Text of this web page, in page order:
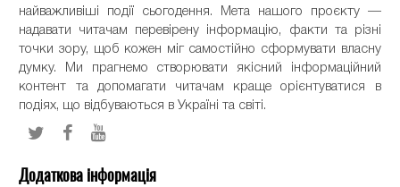
найважливіші події сьогодення. Мета нашого проєкту —
надавати читачам перевірену інформацію, факти та різні
точки зору, щоб кожен міг самостійно сформувати власну
думку. Ми прагнемо створювати якісний інформаційний
контент та допомагати читачам краще орієнтуватися в
подіях, що відбуваються в Україні та світі.
Додаткова інформація